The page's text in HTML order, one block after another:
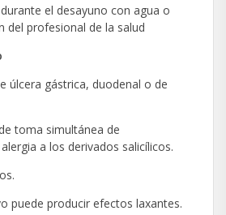
el desayuno con agua o
del profesional de la salud
úlcera gástrica, duodenal o de
toma simultánea de
a los derivados salicílicos.
puede producir efectos laxantes.